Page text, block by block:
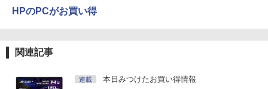
HPのPCがお買い得
関連記事
連載 本日みつけたお買い得情報